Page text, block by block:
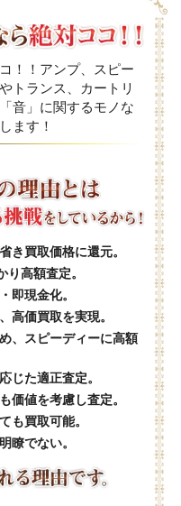
！！アンプ、スピー
トランス、カートリ
音」に関するモノな
ます！
き買取価格に還元。
高額査定。
即現金化。
高価買取を実現。
、スピーディーに高額
じた適正査定。
価値を考慮し査定。
も買取可能。
瞭でない。